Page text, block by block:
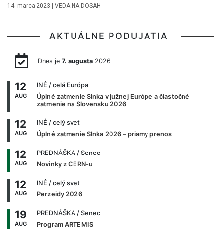
14. marca 2023 | VEDA NA DOSAH
AKTUÁLNE PODUJATIA
Dnes je 7. augusta2026
12
AUG
INÉ / celá Európa
Úplné zatmenie Slnka v južnej Európe a čiastočné
zatmenie na Slovensku 2026
12
AUG
INÉ / celý svet
Úplné zatmenie Slnka 2026 – priamy prenos
12
AUG
PREDNÁŠKA / Senec
Novinky z CERN-u
12
AUG
INÉ / celý svet
Perzeidy 2026
19
AUG
PREDNÁŠKA / Senec
Program ARTEMIS